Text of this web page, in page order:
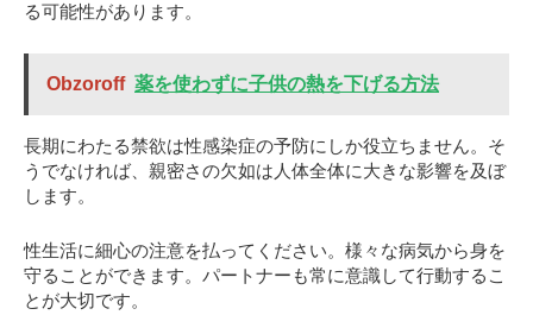
る可能性があります。
Obzoroff 薬を使わずに子供の熱を下げる方法
長期にわたる禁欲は性感染症の予防にしか役立ちません。そ
うでなければ、親密さの欠如は人体全体に大きな影響を及ぼ
します。
性生活に細心の注意を払ってください。様々な病気から身を
守ることができます。パートナーも常に意識して行動するこ
とが大切です。